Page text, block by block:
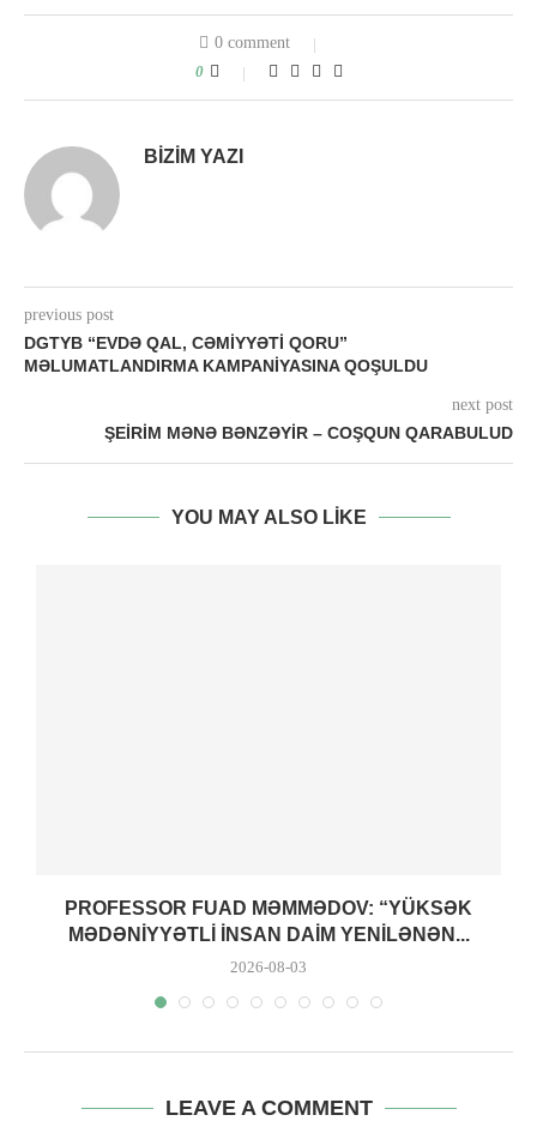
0 comment
0
BIZIM YAZI
previous post
DGTYB “EVDƏ QAL, CƏMIYYƏTI QORU”
MƏLUMATLANDIRMA KAMPANIYASINA QOŞULDU
next post
ŞEIRIM MƏNƏ BƏNZƏYIR – COŞQUN QARABULUD
YOU MAY ALSO LIKE
PROFESSOR FUAD MƏMMƏDOV: “YÜKSƏK
MƏDƏNIYYƏTLI INSAN DAIM YENILƏNƏN...
2026-08-03
LEAVE A COMMENT